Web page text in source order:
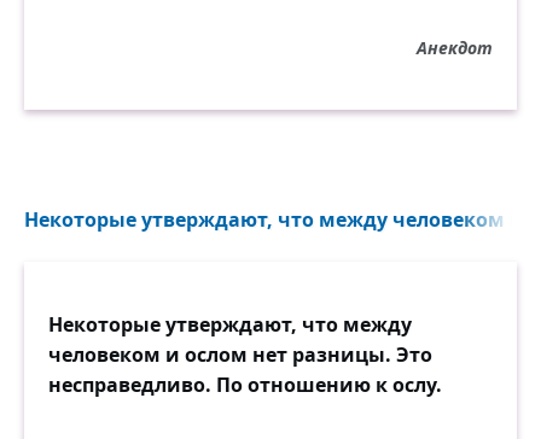
Анекдот
Некоторые утверждают, что между человеком и
Некоторые утверждают, что между
человеком и ослом нет разницы. Это
несправедливо. По отношению к ослу.